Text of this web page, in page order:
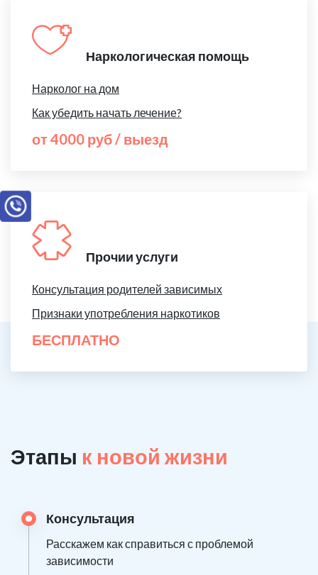
Наркологическая помощь
Нарколог на дом
Как убедить начать лечение?
от 4000 руб / выезд
Прочии услуги
Консультация родителей зависимых
Признаки употребления наркотиков
БЕСПЛАТНО
Этапы к новой жизни
Консультация
Расскажем как справиться с проблемой
зависимости